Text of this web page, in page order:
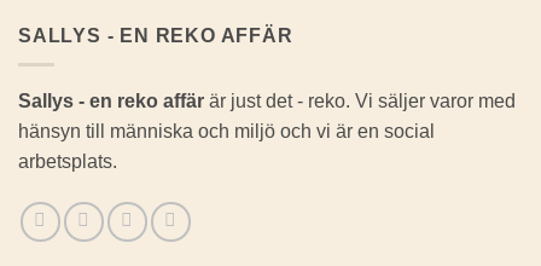
SALLYS - EN REKO AFFÄR
Sallys - en reko affär är just det - reko. Vi säljer varor med
hänsyn till människa och miljö och vi är en social
arbetsplats.